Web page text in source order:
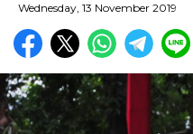
Wednesday, 13 November 2019